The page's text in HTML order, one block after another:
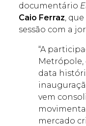
documentário
Caio Ferraz,
sessão com a
“A
Metrópole,
data
vem
mercado